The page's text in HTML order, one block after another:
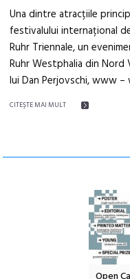
Una dintre atracțiile
festivalului internațional
Ruhr Triennale, un
Ruhr Westphalia din
lui Dan Perjovschi, www
CITEŞTE MAI MULT